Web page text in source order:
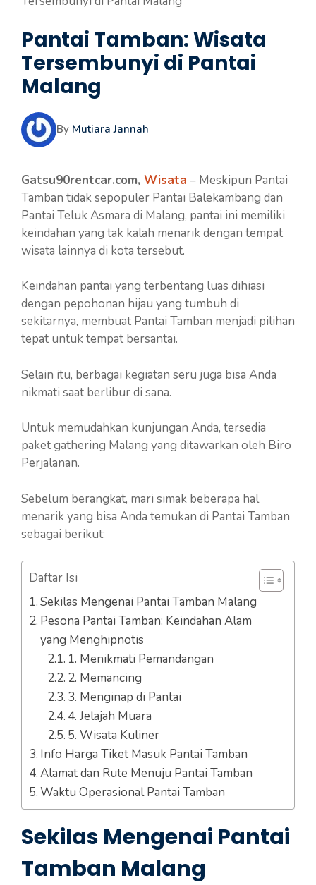
Pantai Tamban: Wisata
Tersembunyi di Pantai
Malang
By Mutiara Jannah
Gatsu90rentcar.com, Wisata – Meskipun Pantai
Tamban tidak sepopuler Pantai Balekambang dan
Pantai Teluk Asmara di Malang, pantai ini memiliki
keindahan yang tak kalah menarik dengan tempat
wisata lainnya di kota tersebut.
Keindahan pantai yang terbentang luas dihiasi
dengan pepohonan hijau yang tumbuh di
sekitarnya, membuat Pantai Tamban menjadi pilihan
tepat untuk tempat bersantai.
Selain itu, berbagai kegiatan seru juga bisa Anda
nikmati saat berlibur di sana.
Untuk memudahkan kunjungan Anda, tersedia
paket gathering Malang yang ditawarkan oleh Biro
Perjalanan.
Sebelum berangkat, mari simak beberapa hal
menarik yang bisa Anda temukan di Pantai Tamban
sebagai berikut:
Daftar Isi
Sekilas Mengenai Pantai Tamban Malang
Pesona Pantai Tamban: Keindahan Alam
yang Menghipnotis
1. Menikmati Pemandangan
2. Memancing
3. Menginap di Pantai
4. Jelajah Muara
5. Wisata Kuliner
Info Harga Tiket Masuk Pantai Tamban
Alamat dan Rute Menuju Pantai Tamban
Waktu Operasional Pantai Tamban
Sekilas Mengenai Pantai
Tamban Malang